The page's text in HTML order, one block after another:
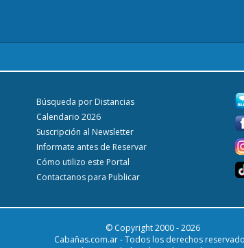
Búsqueda por Distancias
Calendario 2026
Suscripción al Newsletter
Informate antes de Reservar
Cómo utilizo este Portal
Contactanos para Publicar
© Copyright 2000 - 2026
Cabañas.com.ar - Todos los derechos